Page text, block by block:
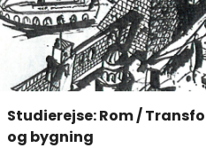
Kursusbillede
Kursusnavn
Studierejse: Rom /
og bygning